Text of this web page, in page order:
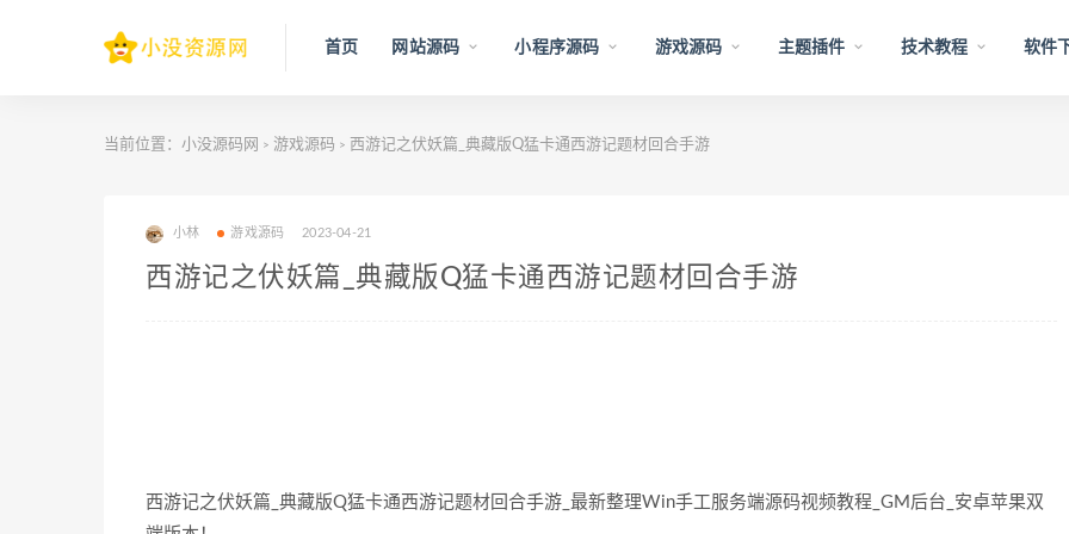
首页 网站源码 小程序源码 游戏源码 主题插件 技术教程 软件
当前位置： 小没源码网 > 游戏源码 > 西游记之伏妖篇_典藏版Q猛卡通西游记题材回合手游
小林 游戏源码 2023-04-21
西游记之伏妖篇_典藏版Q猛卡通西游记题材回合手游
西游记之伏妖篇_典藏版Q猛卡通西游记题材回合手游_最新整理Win手工服务端源码视频教程_GM后台_安卓苹果双